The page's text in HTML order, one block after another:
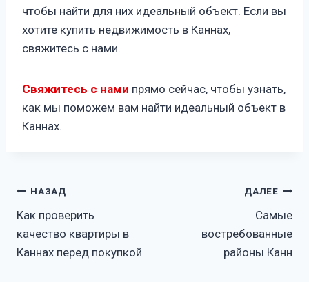
чтобы найти для них идеальный объект. Если вы
хотите купить недвижимость в Каннах,
свяжитесь с нами.
Свяжитесь с нами прямо сейчас, чтобы узнать,
как мы поможем вам найти идеальный объект в
Каннах.
Навигация
по
записям
НАЗАД
Как проверить
качество квартиры в
Каннах перед покупкой
ДАЛЕЕ
Самые
востребованные
районы Канн